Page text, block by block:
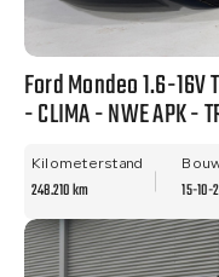
Ford Mondeo 1.6-16V
- CLIMA - NWE APK -
Kilometerstand
248.210 km 15-10-